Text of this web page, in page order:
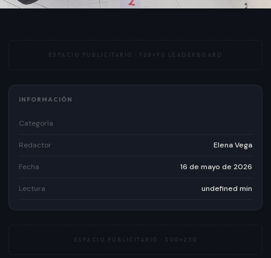
ESPACIO PUBLICITARIO ·728×90 LEADERBOARD
INFORMACIÓN
Categoría
Redactor Elena Vega
Fecha 16 de mayo de 2026
Lectura undefined min
ESPACIO PUBLICITARIO · 300×250